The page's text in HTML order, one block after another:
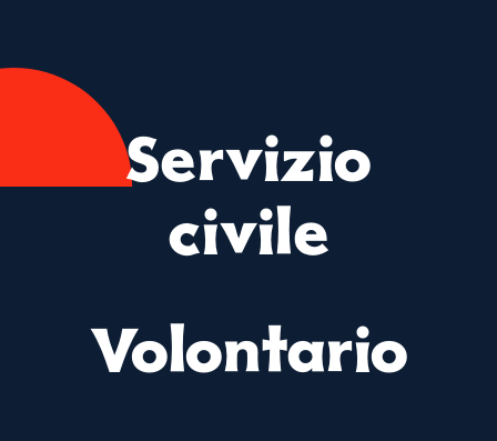
Servizio
civile
Volontario